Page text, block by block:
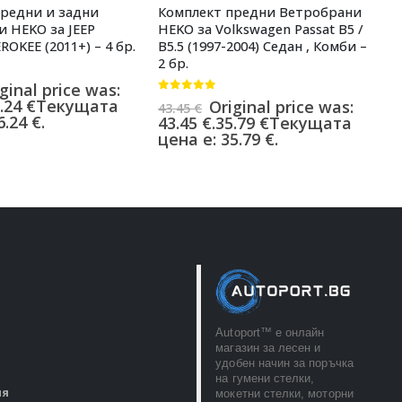
и задни
за JEEP
(2011+) – 4 бр.
price was:
€Текущата
€.
Комплект предни Ветробрани
HEKO за Volkswagen Passat B5 /
B5.5 (1997-2004) Седан , Комби –
2 бр.
43.45€ Original price was:
43.45 €.35.79 €Текущата
цена е: 35.79 €.
Autoport™ e онлайн
магазин за лесен и
удобен начин за поръчка
на гумени стелки,
мокетни стелки, моторни